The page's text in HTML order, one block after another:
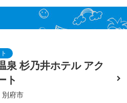
泉 杉乃井ホテル アク
ト
別府市